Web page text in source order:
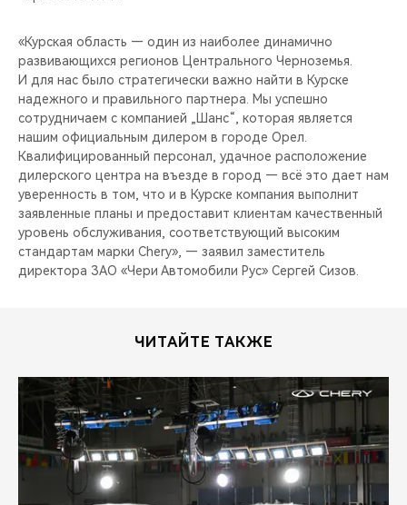
«Курская область — один из наиболее динамично
развивающихся регионов Центрального Черноземья.
И для нас было стратегически важно найти в Курске
надежного и правильного партнера. Мы успешно
сотрудничаем с компанией „Шанс“, которая является
нашим официальным дилером в городе Орел.
Квалифицированный персонал, удачное расположение
дилерского центра на въезде в город — всё это дает нам
уверенность в том, что и в Курске компания выполнит
заявленные планы и предоставит клиентам качественный
уровень обслуживания, соответствующий высоким
стандартам марки Chery», — заявил заместитель
директора ЗАО «Чери Автомобили Рус» Сергей Сизов.
ЧИТАЙТЕ ТАКЖЕ